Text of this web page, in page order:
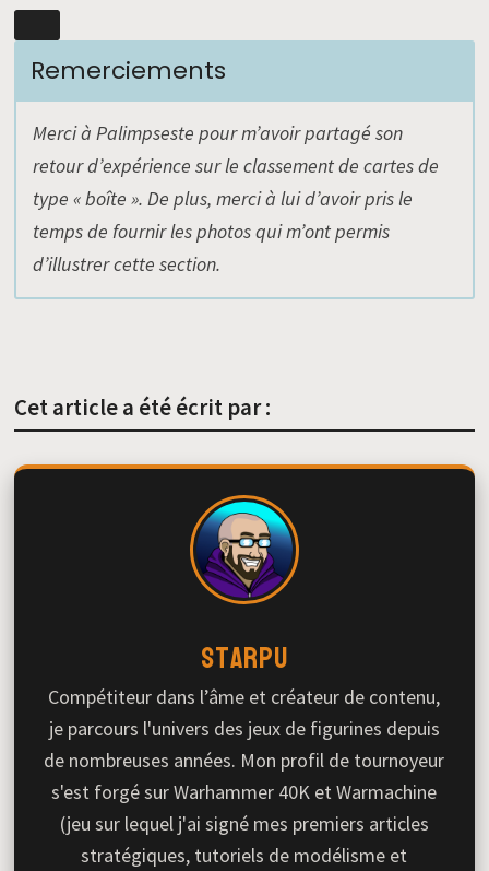
Remerciements
Merci à Palimpseste pour m’avoir partagé son
retour d’expérience sur le classement de cartesde
type « boîte ». De plus, merci à lui d’avoir pris le
temps de fournir les photos qui m’ont permis
d’illustrer cette section.
Cet article a été écrit par :
Starpu
Compétiteur dans l’âme et créateur de contenu,
je parcours l'univers des jeux de figurines depuis
de nombreuses années. Mon profil de tournoyeur
s'est forgé sur Warhammer 40K et Warmachine
(jeu sur lequel j'ai signé mes premiers articles
stratégiques, tutoriels de modélisme et